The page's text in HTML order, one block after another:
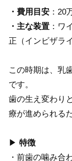
・費用目安：20
・主な装置：ワ
正（インビザラ
この時期は、乳
です。
歯の生え変わり
療が進められる
▶ 特徴
・前歯の噛み合